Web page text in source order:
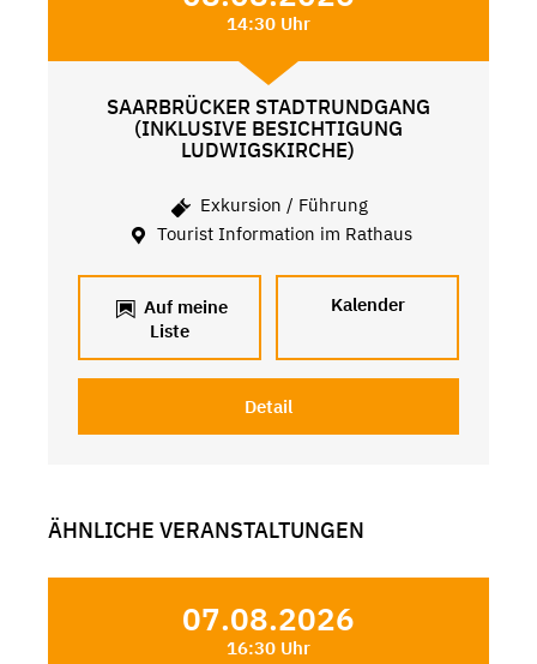
14:30 Uhr
SAARBRÜCKER STADTRUNDGANG
(INKLUSIVE BESICHTIGUNG
LUDWIGSKIRCHE)
Exkursion / Führung
Tourist Information im Rathaus
Auf meine
Liste
Kalender
Detail
ÄHNLICHE VERANSTALTUNGEN
07.08.2026
16:30 Uhr